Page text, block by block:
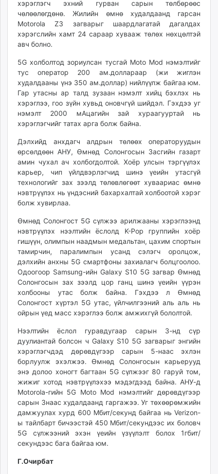
хэрэглэгч эхний гурван сарын төлбөрөөс
чөлөөлөгдөнө. Жилийн өмнө худалдаанд гарсан
Motorola Z3 загварыг шаардлагатай дагалдах
хэрэгслийн хамт 24 сараар хувааж төлөх нөхцөлтэй
авч болно.
5G холболтод зориулсан тусгай Moto Mod нэмэлтийг
тус оператор 200 ам.доллараар (жи­ жиглэн
худалдааны үнэ 350 ам.доллар) нийлүүлж байгаа юм.
Гар утасны ар талд зузаан нэмэлт хийц бэхлэх нь
хэрэглээ, гоо зүйн хувьд оновчгүй шийдэл. Гэхдээ уг
нэмэлт 2000 мА­цагийн зай хураагууртай нь
хэрэглэгчийг татах арга болж байна.
Дэлхийд анхдагч алдрын төлөөх операторуудын
өрсөлдөөн АНУ, Өмнөд Солонгосын Засгийн газарт
амин чухал ач холбогдолтой. Хоёр улсын тэргүүлэх
карьер, чип үйлдвэрлэгчид шинэ үеийн утасгүй
технологийг зах зээлд төлөвлөгөөт хуваариас өмнө
нэвтрүүлэх нь үндэсний бахархалтай холбоотой хэрэг
болж хувирлаа.
Өмнөд Солонгост 5G сүлжээ арилжааны хэрэглээнд
нэвтрүүлэх нээлтийн ёслолд K-Pop группийн хоёр
гишүүн, олимпын наадмын медальтан, цахим спортын
тамирчин, паралимпын усанд сэлэгч оролцож,
дэлхийн анхны 5G смартфоны захиалагч болцгоолоо.
Одоо­гоор Samsung-ийн Galaxy S10 5G загвар Өмнөд
Солонгосын зах зээлд цор ганц шинэ үеийн үүрэн
холбооны утас болж байна. Гэхдээ л Өмнөд
Солонгост хүртэл 5G утас, үйлчилгээний аль аль нь
ойрын үед масс хэрэглээ болж амжихгүй бололтой.
Нээлтийн ёслол гуравдугаар сарын 3-нд сүр
дуулиантай болсон ч Galaxy S10 5G загварыг энгийн
хэрэглэгчдэд дөрөвдүгээр сарын 5-наас эхлэн
борлуулж эхэлжээ. Өмнөд Солонгосын карьерууд
энэ долоо хоногт багтаан 5G сүлжээг 80 гаруй том,
жижиг хотод нэвтрүүлэхээ мэдэгдээд байна. АНУ-д
Motorola-гийн 5G Moto Mod нэмэлтийг дөрөвдүгээр
сарын 3­наас худалдаанд гаргажээ. Уг төхөөрөмжийн
дамжуулах хурд 600 Мбит/секунд байгаа нь Verizon-
ы тайлбарт бичээстэй 450 Мбит/секундээс их боловч
5G сүлжээний эхэн үеийн үзүүлэлт болох 1гбит/
секундээс бага байгаа юм.
Г.Очирбат